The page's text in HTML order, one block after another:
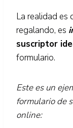
La realidad es
regalando, es
suscriptor
formulario.
Este es un
formulario de
online: